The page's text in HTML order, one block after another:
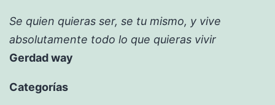
Se quien quieras ser, se tu mismo, y vive
absolutamente todo lo que quieras vivir
Gerdad way
Categorías